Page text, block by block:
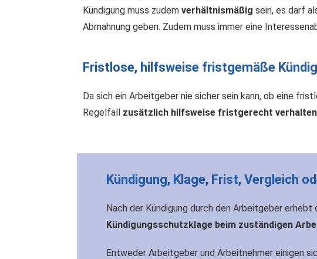
Kündigung muss zudem verhältnismäßig sein, es darf
Abmahnung geben. Zudem muss immer eine
Fristlose, hilfsweise fristgemäße
Da sich ein Arbeitgeber nie sicher sein kann, ob eine
Regelfall zusätzlich hilfsweise fristgerecht
Kündigung, Klage, Frist, Vergleich
Nach der Kündigung durch den Arbeitgeber erhebt
Kündigungsschutzklage beim zuständigen
Entweder Arbeitgeber und Arbeitnehmer einigen